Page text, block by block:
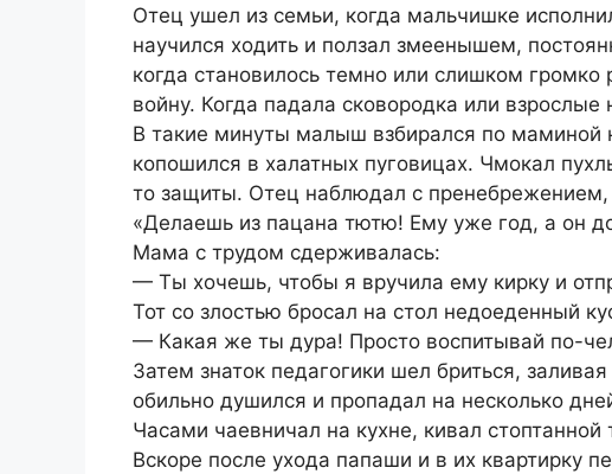
Отец ушел из семьи, когда мальчишке
научился ходить и ползал змеенышем,
когда становилось темно или слишком громко
войну. Когда падала сковородка или
В такие минуты малыш взбирался по маминой
копошился в халатных пуговицах. Чмокал
то защиты. Отец наблюдал с пренебрежением,
«Делаешь из пацана тютю! Ему уже год, а он
Мама с трудом сдерживалась:
— Ты хочешь, чтобы я вручила ему кирку и
Тот со злостью бросал на стол недоеденный
— Какая же ты дура! Просто воспитывай по-
Затем знаток педагогики шел бриться,
обильно душился и пропадал на несколько
Часами чаевничал на кухне, кивал
Вскоре после ухода папаши и в их квартирку